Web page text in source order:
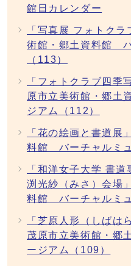
館日カレンダー
「写真展 フォトク
術館・郷土資料館
（113）
「フォトクラブ四
原市立美術館・郷土
ジアム（112）
「花の絵画と書道展
料館 バーチャルミ
「和洋女子大学 書
渕光紗（みさ）会場
料館 バーチャルミ
「芝原人形（しばは
茂原市立美術館・郷
ージアム（109）